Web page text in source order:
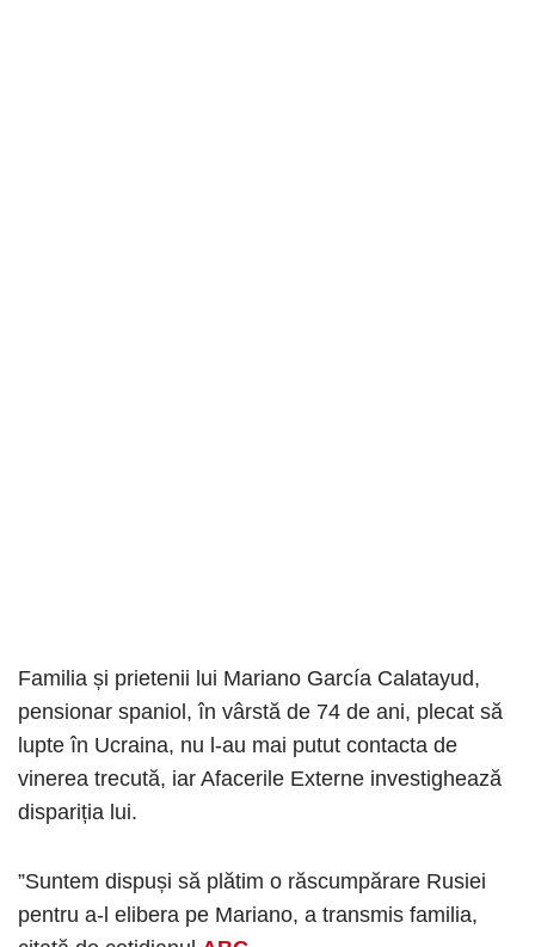
Familia și prietenii lui Mariano García Calatayud,
pensionar spaniol, în vârstă de 74 de ani, plecat să
lupte în Ucraina, nu l-au mai putut contacta de
vinerea trecută, iar Afacerile Externe investighează
dispariția lui.
”Suntem dispuși să plătim o răscumpărare Rusiei
pentru a-l elibera pe Mariano, a transmis familia,